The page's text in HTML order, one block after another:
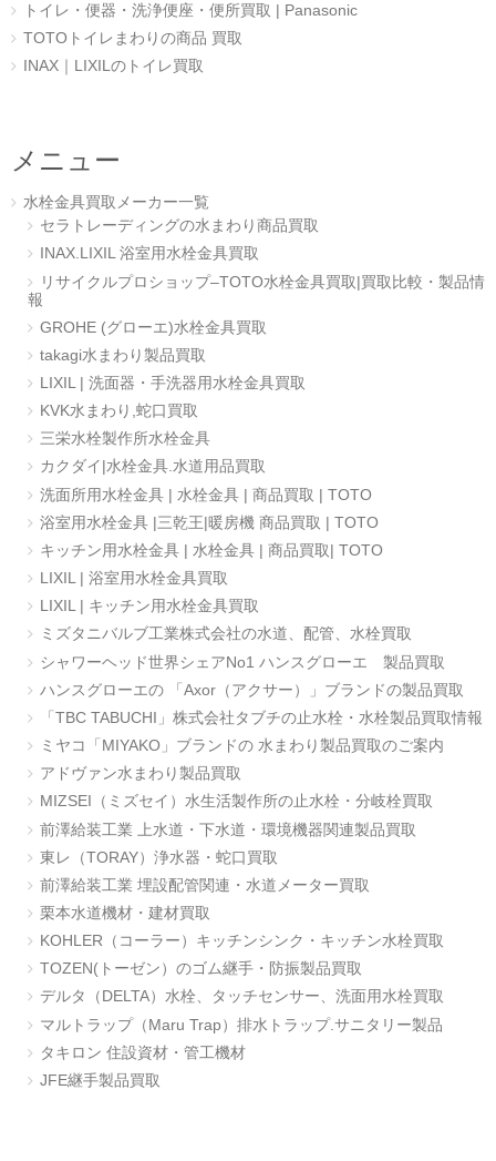
トイレ・便器・洗浄便座・便所買取 | Panasonic
TOTOトイレまわりの商品 買取
INAX｜LIXILのトイレ買取
メニュー
水栓金具買取メーカー一覧
セラトレーディングの水まわり商品買取
INAX.LIXIL 浴室用水栓金具買取
リサイクルプロショップ–TOTO水栓金具買取|買取比較・製品情
報
GROHE (グローエ)水栓金具買取
takagi水まわり製品買取
LIXIL | 洗面器・手洗器用水栓金具買取
KVK水まわり,蛇口買取
三栄水栓製作所水栓金具
カクダイ|水栓金具.水道用品買取
洗面所用水栓金具 | 水栓金具 | 商品買取 | TOTO
浴室用水栓金具 |三乾王|暖房機 商品買取 | TOTO
キッチン用水栓金具 | 水栓金具 | 商品買取| TOTO
LIXIL | 浴室用水栓金具買取
LIXIL | キッチン用水栓金具買取
ミズタニバルブ工業株式会社の水道、配管、水栓買取
シャワーヘッド世界シェアNo1 ハンスグローエ 製品買取
ハンスグローエの 「Axor（アクサー）」ブランドの製品買取
「TBC TABUCHI」株式会社タブチの止水栓・水栓製品買取情報
ミヤコ「MIYAKO」ブランドの 水まわり製品買取のご案内
アドヴァン水まわり製品買取
MIZSEI（ミズセイ）水生活製作所の止水栓・分岐栓買取
前澤給装工業 上水道・下水道・環境機器関連製品買取
東レ（TORAY）浄水器・蛇口買取
前澤給装工業 埋設配管関連・水道メーター買取
栗本水道機材・建材買取
KOHLER（コーラー）キッチンシンク・キッチン水栓買取
TOZEN(トーゼン）のゴム継手・防振製品買取
デルタ（DELTA）水栓、タッチセンサー、洗面用水栓買取
マルトラップ（Maru Trap）排水トラップ.サニタリー製品
タキロン 住設資材・管工機材
JFE継手製品買取